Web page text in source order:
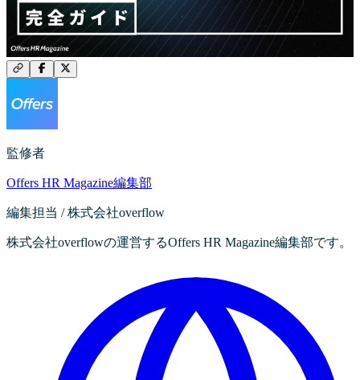
監修者
Offers HR Magazine編集部
編集担当 / 株式会社overflow
株式会社overflowの運営するOffers HR Magazine編集部です。